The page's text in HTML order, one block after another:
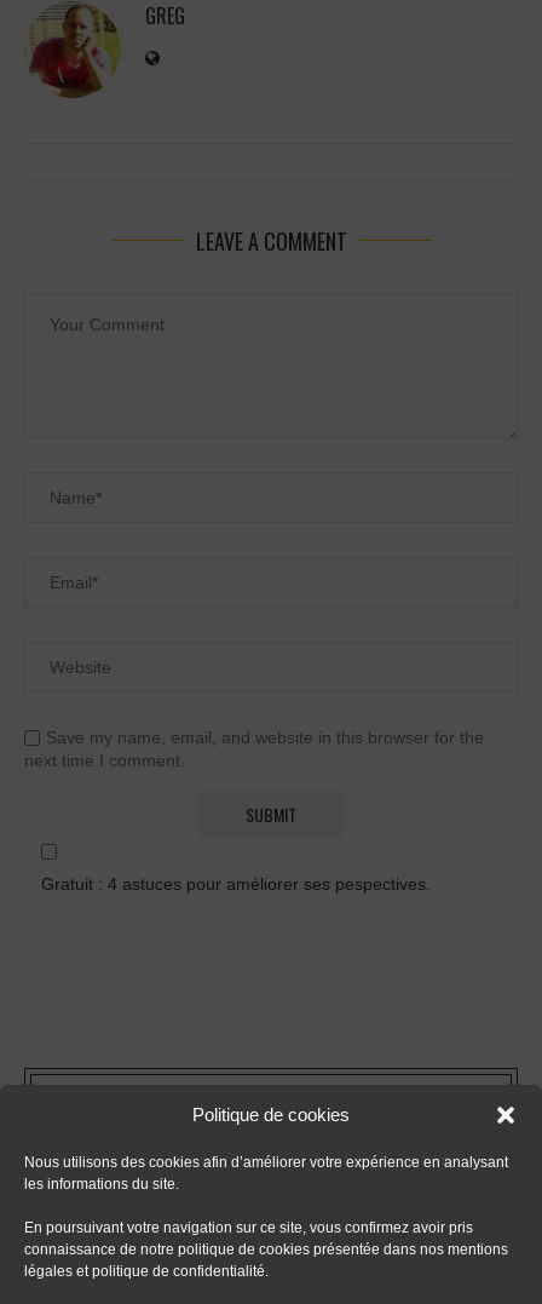
Politique de cookies
Nous utilisons des cookies afin d’améliorer votre expérience en analysant
les informations du site.
En poursuivant votre navigation sur ce site, vous confirmez avoir pris
connaissance de notre politique de cookies présentée dans nos mentions
légales et politique de confidentialité.
GREG
LEAVE A COMMENT
Save my name, email, and website in this browser for the
next time I comment.
Gratuit : 4 astuces pour améliorer ses pespectives.
- Tout sur le dessin en perspective
- Apprendre le digital painting